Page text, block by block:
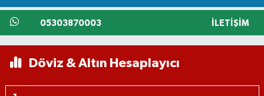
05303870003 İLETIŞIM
Döviz & Altın Hesaplayıcı